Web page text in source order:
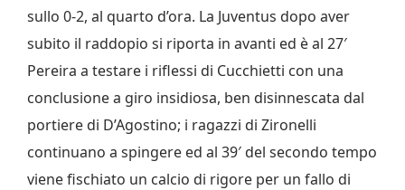
sullo 0-2, al quarto d’ora. La Juventus dopo aver
subito il raddopio si riporta in avanti ed è al 27′
Pereira a testare i riflessi di Cucchietti con una
conclusione a giro insidiosa, ben disinnescata dal
portiere di D’Agostino; i ragazzi di Zironelli
continuano a spingere ed al 39′ del secondo tempo
viene fischiato un calcio di rigore per un fallo di